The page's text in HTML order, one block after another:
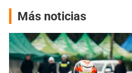
Más noticias